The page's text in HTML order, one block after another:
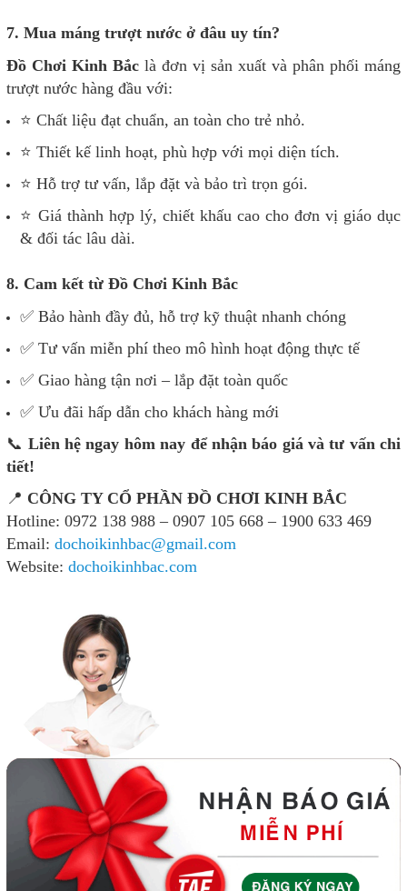
7. Mua máng trượt nước ở đâu uy tín?
Đồ Chơi Kinh Bắc là đơn vị sản xuất và phân phối máng
trượt nước hàng đầu với:
⭐ Chất liệu đạt chuẩn, an toàn cho trẻ nhỏ.
⭐ Thiết kế linh hoạt, phù hợp với mọi diện tích.
⭐ Hỗ trợ tư vấn, lắp đặt và bảo trì trọn gói.
⭐ Giá thành hợp lý, chiết khấu cao cho đơn vị giáo dục
& đối tác lâu dài.
8. Cam kết từ Đồ Chơi Kinh Bắc
✅ Bảo hành đầy đủ, hỗ trợ kỹ thuật nhanh chóng
✅ Tư vấn miễn phí theo mô hình hoạt động thực tế
✅ Giao hàng tận nơi – lắp đặt toàn quốc
✅ Ưu đãi hấp dẫn cho khách hàng mới
📞 Liên hệ ngay hôm nay để nhận báo giá và tư vấn chi
tiết!
📍 CÔNG TY CỔ PHẦN ĐỒ CHƠI KINH BẮC
Hotline: 0972 138 988 – 0907 105 668 – 1900 633 469
Email: dochoikinhbac@gmail.com
Website: dochoikinhbac.com